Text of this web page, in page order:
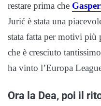
restare prima che
Jurić è stata una
stata fatta per motivi più
che è cresciuto
ha vinto l’Europa
Ora la Dea, poi il